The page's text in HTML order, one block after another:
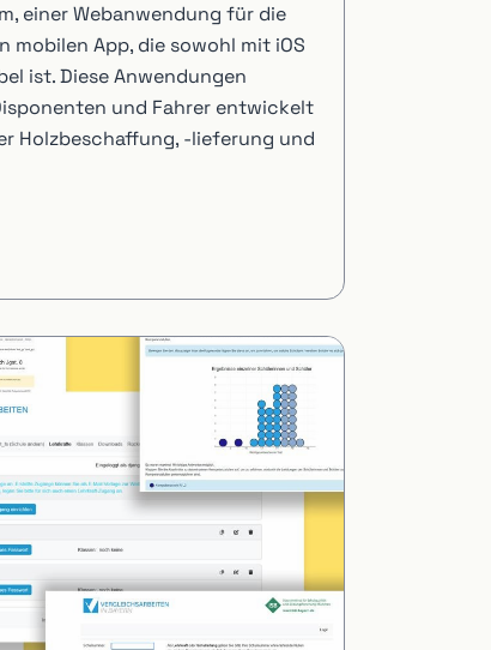
einer Webanwendung für die
App, die sowohl mit iOS
ist. Diese Anwendungen
und Fahrer entwickelt
Holzbeschaffung, -lieferung und